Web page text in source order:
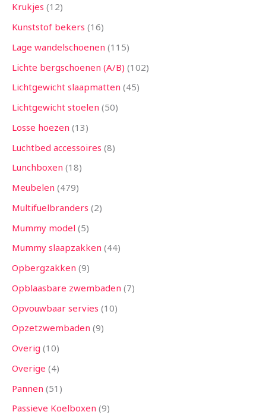
Krukjes 12
Kunststof bekers 16
Lage wandelschoenen 115
Lichte bergschoenen (A/B) 102
Lichtgewicht slaapmatten 45
Lichtgewicht stoelen 50
Losse hoezen 13
Luchtbed accessoires 8
Lunchboxen 18
Meubelen 479
Multifuelbranders 2
Mummy model 5
Mummy slaapzakken 44
Opbergzakken 9
Opblaasbare zwembaden 7
Opvouwbaar servies 10
Opzetzwembaden 9
Overig 10
Overige 4
Pannen 51
Passieve Koelboxen 9